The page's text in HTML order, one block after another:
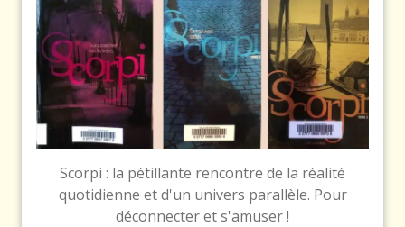
Scorpi : la pétillante rencontre de la réalité
quotidienne et d'un univers parallèle. Pour
déconnecter et s'amuser !